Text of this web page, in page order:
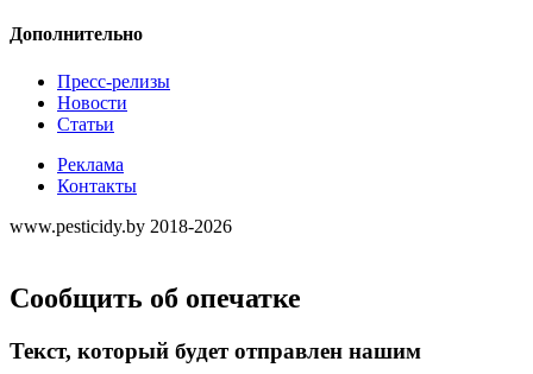
Дополнительно
Пресс-релизы
Новости
Статьи
Реклама
Контакты
www.pesticidy.by 2018-2026
Сообщить об опечатке
Текст, который будет отправлен нашим